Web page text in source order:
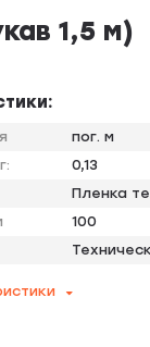
1,5 м)
пог. м
0,13
Пленка
100